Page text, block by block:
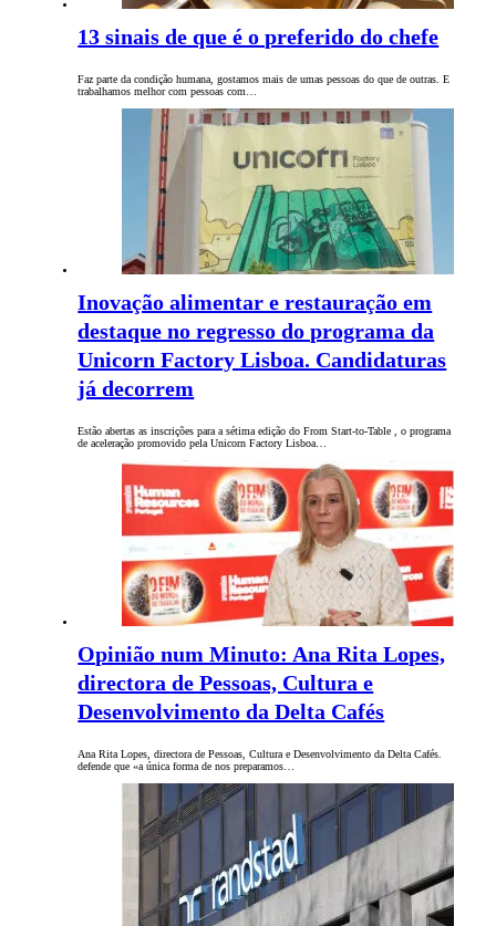
13 sinais de que é o preferido do chefe
Faz parte da condição humana, gostamos mais de umas pessoas do que de outras. E
trabalhamos melhor com pessoas com…
Inovação alimentar e restauração em
destaque no regresso do programa da
Unicorn Factory Lisboa. Candidaturas
já decorrem
Estão abertas as inscrições para a sétima edição do From Start-to-Table , o programa
de aceleração promovido pela Unicorn Factory Lisboa…
Opinião num Minuto: Ana Rita Lopes,
directora de Pessoas, Cultura e
Desenvolvimento da Delta Cafés
Ana Rita Lopes, directora de Pessoas, Cultura e Desenvolvimento da Delta Cafés.
defende que «a única forma de nos preparamos…